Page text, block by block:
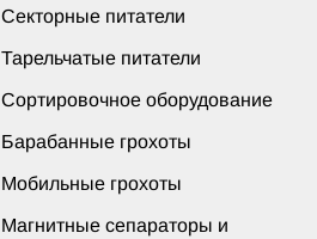
Секторные питатели
Тарельчатые питатели
Сортировочное оборудование
Барабанные грохоты
Мобильные грохоты
Магнитные сепараторы и